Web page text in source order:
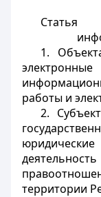
1.
работы и
2.
территории